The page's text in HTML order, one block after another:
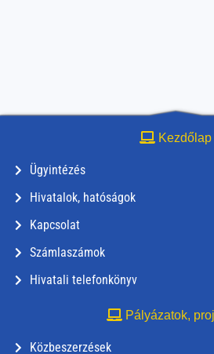
Kezdőlap
Ügyintézés
Hivatalok, hatóságok
Kapcsolat
Számlaszámok
Hivatali telefonkönyv
Pályázatok,
Közbeszerzések